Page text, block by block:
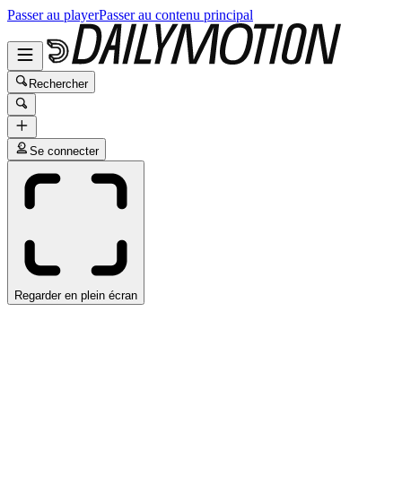
Passer au playerPasser au contenu principal
Rechercher
Se connecter
Regarder en plein écran